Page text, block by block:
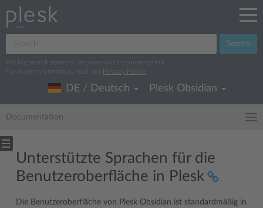
Search
We log search terms to improve our documentation.
For more information, read our
Privacy Policy
DE / Deutsch Plesk Obsidian
Documentation
Unterstützte Sprachen für die
Benutzeroberfläche in Plesk
Die Benutzeroberfläche von Plesk Obsidian ist standardmäßig in